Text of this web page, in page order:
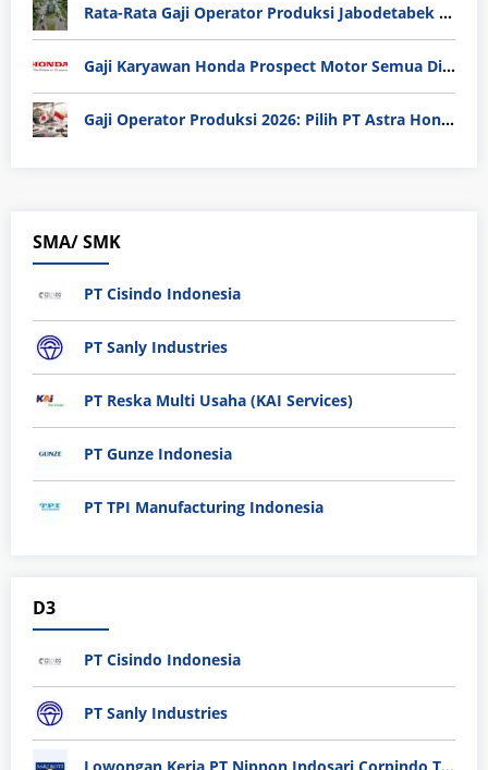
Rata-Rata Gaji Operator Produksi Jabodetabek 2025: Bedah Tuntas UMK, Lemburan, dan Realita Hidup Buruh
Gaji Karyawan Honda Prospect Motor Semua Divisi
Gaji Operator Produksi 2026: Pilih PT Astra Honda Motor (AHM) atau Manufaktur di Jepang?
SMA/ SMK
PT Cisindo Indonesia
PT Sanly Industries
PT Reska Multi Usaha (KAI Services)
PT Gunze Indonesia
PT TPI Manufacturing Indonesia
D3
PT Cisindo Indonesia
PT Sanly Industries
Lowongan Kerja PT Nippon Indosari Corpindo Tbk. Bulan Agustus 2026